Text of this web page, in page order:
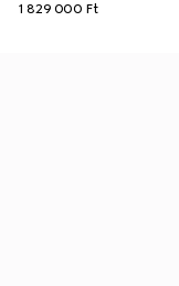
1 829 000 Ft